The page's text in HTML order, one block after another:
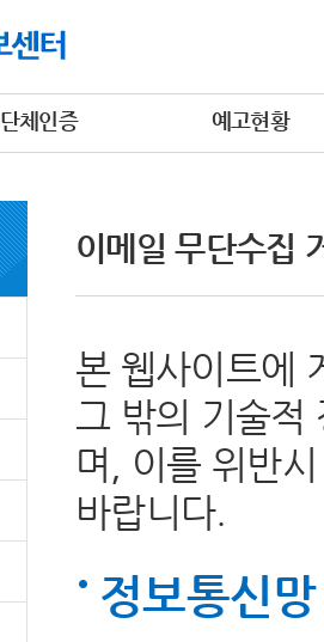
단체인증 예고현황
이메일 무단수집
본 웹사이트에
그 밖의 기술적
며, 이를 위반
바랍니다.
정보통신